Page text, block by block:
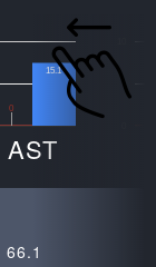
0
15.1
AST
66.1